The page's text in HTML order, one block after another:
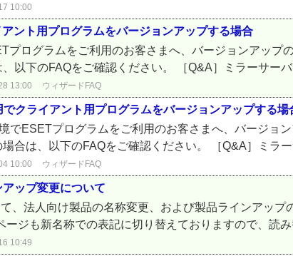
10:00
ント用プログラムをバージョンアップする場合
プログラムをご利用のお客さまへ、バージョンアッ
以下のFAQをご確認ください。 ［Q&A］ミラーサー
13:00 ウィザードFAQ
クライアント用プログラムをバージョンアップする場
でESETプログラムをご利用のお客さまへ、バージョ
合は、以下のFAQをご確認ください。 ［Q&A］ミラ
10:00 ウィザードFAQ
ップ変更について
、法人向け製品の名称変更、および製品ラインアッ
ージも新名称での表記に切り替えておりますので、読
10:49